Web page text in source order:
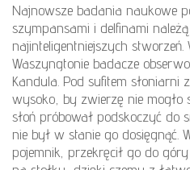
Najnowsze badania naukowe
szympansami i delfinami
najinteligentniejszych
Waszyngtonie badacze
Kandula. Pod sufitem
wysoko, by zwierzę nie mogło
słoń próbował podskoczyć do
nie był w stanie go dosięgnąć.
pojemnik, przekręcił go do